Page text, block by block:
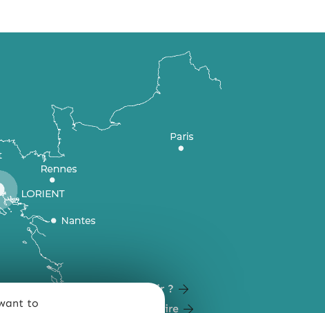
to
Comment venir ?
Carte du territoire